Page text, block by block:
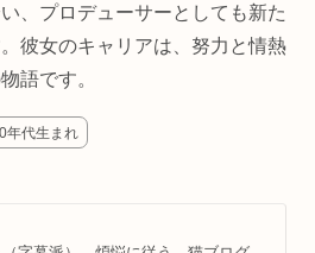
、プロデューサーとしても新た
彼女のキャリアは、努力と情熱
語です。
年代生まれ